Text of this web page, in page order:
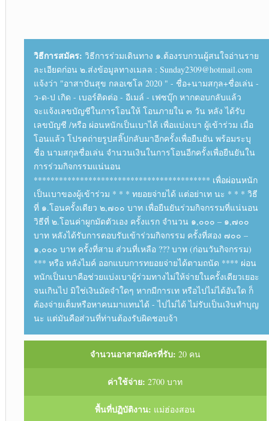
วิธีการสมัคร: วิธีการร่วมเดินทาง ๑.ต้องรบกวนผู้สนใจอ่านราย
ละเอียดก่อน ๒.ส่งข้อมูลทางเมลล : Sunday2309@hotmail.com
แจ้งว่า "อาสาปันสุข กลอเซโล 2020 " - ชื่อ+นามสกุล+ชื่อเล่น -
ว-ด-ป เกิด - เบอร์ติดต่อ - อีเมล์ - เฟซบุ๊ก หากตอบกลับแล้ว
จะแจ้งเลขบัญชีในการโอนให้ โอนภายใน ๓ วัน หลัง ได้รับ
เลขบัญชี /หรือ ผ่อนหนักเป็นเบาได้ เพื่อแบ่งเบา ผู้เข้าร่วม เมื่อ
โอนแล้ว โปรดถ่ายรูปสลิ๊ปกลับมาอีกครั้งเพื่อยืนยัน พร้อมระบุ
ชื่อ นามสกุลชื่อเล่น จำนวนเงินในการโอนอีกครั้งเพื่อยืนยันใน
การร่วมกิจกรรมแน่นอน
****************************************** เพื่อผ่อนหนัก
เป็นเบาของผู้เข้าร่วม * * * ทยอยจ่ายได้ แต่อย่าเท นะ * * * วิธี
ที่ ๑.โอนครั้งเดียว ๒,๗๐๐ บาท เพื่อยืนยันร่วมกิจกรรมที่แน่นอน
วิธีที่ ๒.โอนค่าผูกมัดตัวเอง ครั้งแรก จำนวน ๑,๐๐๐ – ๑,๗๐๐
บาท หลังได้รับการตอบรับเข้าร่วมกิจกรรม ครั้งที่สอง ๗๐๐ –
๑,๐๐๐ บาท ครั้งที่สาม ส่วนที่เหลือ ??? บาท (ก่อนวันกิจกรรม)
*** หรือ หลังไมค์ ออกแบบการทยอยจ่ายได้ตามถนัด **** ผ่อน
หนักเป็นเบาคือช่วยแบ่งเบาผู้ร่วมทางไม่ให้จ่ายในครั้งเดียวเยอะ
จนเกินไป มิใช่เงินมัดจำใดๆ หากมีการเท หรือไปไม่ได้อันใด ก็
ต้องจ่ายเต็มหรือหาคนมาแทนได้ - ไปไม่ได้ ไม่รับเป็นเงินทำบุญ
นะ แต่มันคือส่วนที่ท่านต้องรับผิดชอบจ้า
จำนวนอาสาสมัครที่รับ: 20 คน
ค่าใช้จ่าย: 2700 บาท
พื้นที่ปฏิบัติงาน: แม่ฮ่องสอน